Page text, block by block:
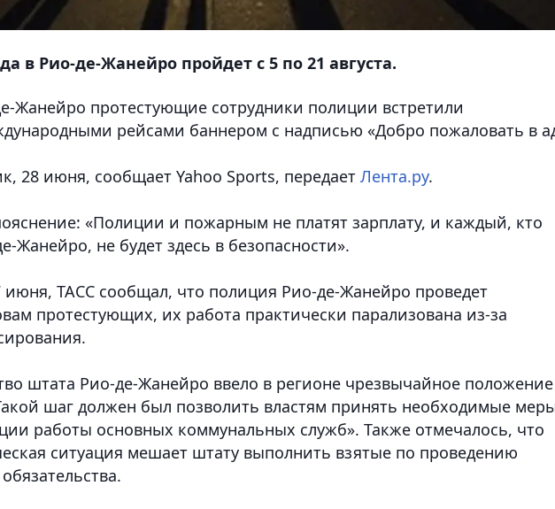
в Рио-де-Жанейро пройдет с 5 по 21 августа.
Жанейро протестующие сотрудники полиции встретили
рейсами баннером с надписью «Добро пожаловать в
28 июня, сообщает Yahoo Sports, передает Лента.ру.
«Полиции и пожарным не платят зарплату, и каждый, кто
Жанейро, не будет здесь в безопасности».
июня, ТАСС сообщал, что полиция Рио-де-Жанейро проведет
протестующих, их работа практически парализована из-за
штата Рио-де-Жанейро ввело в регионе чрезвычайное
шаг должен был позволить властям принять необходимые
работы основных коммунальных служб». Также отмечалось, что
ситуация мешает штату выполнить взятые по проведению